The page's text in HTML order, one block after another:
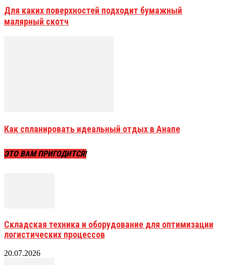
Для каких поверхностей подходит бумажный
малярный скотч
Как спланировать идеальный отдых в Анапе
ЭТО ВАМ ПРИГОДИТСЯ!
Складская техника и оборудование для оптимизации
логистических процессов
20.07.2026